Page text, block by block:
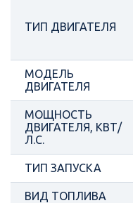
ТИП ДВИГАТЕЛЯ
МОДЕЛЬ
ДВИГАТЕЛЯ
МОЩНОСТЬ
ДВИГАТЕЛЯ, КВТ/
Л.С.
ТИП ЗАПУСКА
ВИД ТОПЛИВА